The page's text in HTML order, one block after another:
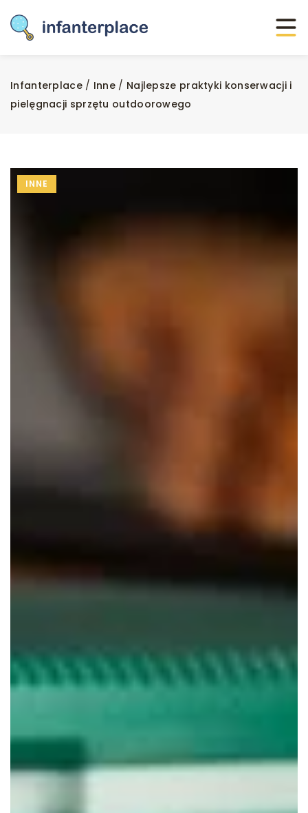
Infanterplace/ Inne / Najlepsze praktyki konserwacji i
pielęgnacji sprzętu outdoorowego
INNE